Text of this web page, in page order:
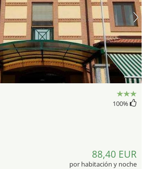
100%
88,40 EUR
por habitación y noche